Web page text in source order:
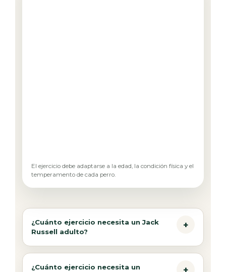
El ejercicio debe adaptarse a la edad, la condición física y el
temperamento de cada perro.
¿Cuánto ejercicio necesita un Jack
Russell adulto?
¿Cuánto ejercicio necesita un